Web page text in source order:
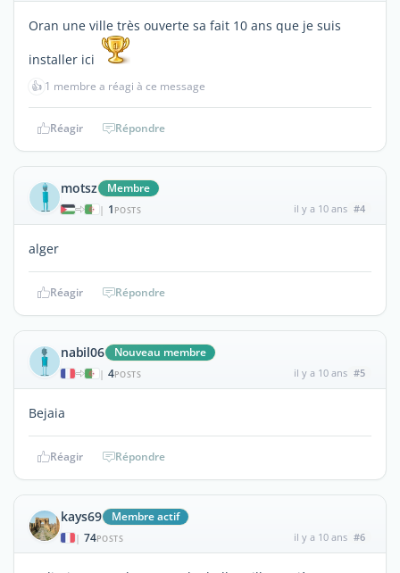
Oran une ville très ouverte sa fait 10 ans que je suis
installer ici
👍 1 membre a réagi à ce message
Réagir Répondre
motsz Membre
| 1 POSTS il y a 10 ans #4
alger
Réagir Répondre
nabil06 Nouveau membre
| 4POSTS il y a 10 ans #5
Bejaia
Réagir Répondre
kays69 Membre actif
| 74POSTS il y a 10 ans #6